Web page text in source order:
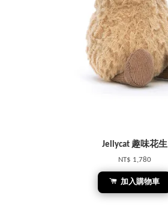
Jellycat 趣味花生
NT$ 1,780
加入購物車